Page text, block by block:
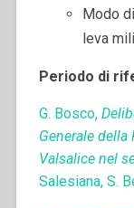
Modo
leva
Periodo di
G. Bosco,
Generale della
Valsalice nel
Salesiana, S.